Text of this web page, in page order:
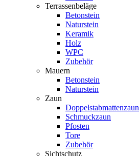
Terrassenbeläge
Betonstein
Naturstein
Keramik
Holz
WPC
Zubehör
Mauern
Betonstein
Naturstein
Zaun
Doppelstabmattenzaun
Schmuckzaun
Pfosten
Tore
Zubehör
Sichtschutz